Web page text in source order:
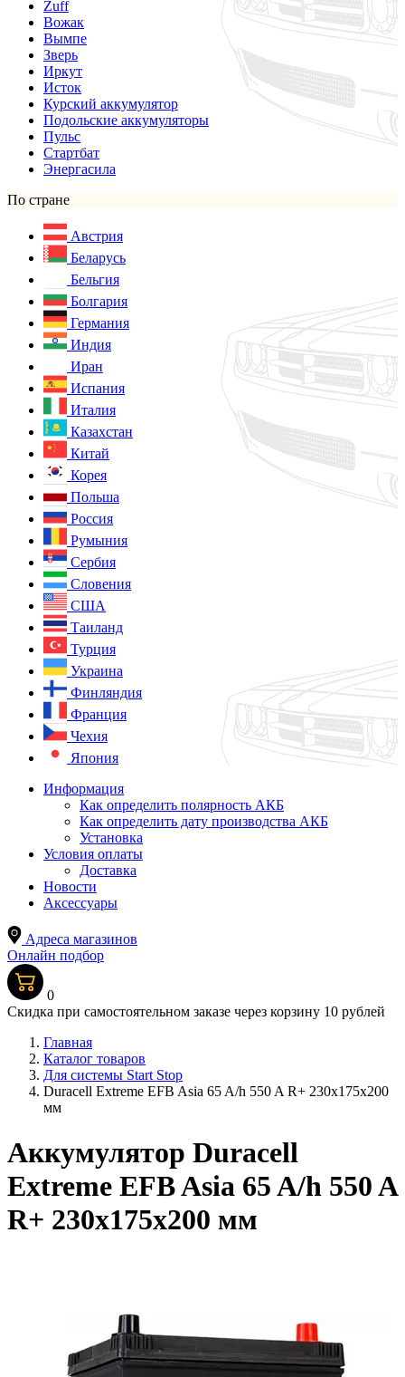
Zuff
Вожак
Вымпе
Зверь
Иркут
Исток
Курский аккумулятор
Подольские аккумуляторы
Пульс
Стартбат
Энергасила
По стране
Австрия
Беларусь
Бельгия
Болгария
Германия
Индия
Иран
Испания
Италия
Казахстан
Китай
Корея
Польша
Россия
Румыния
Сербия
Словения
США
Таиланд
Турция
Украина
Финляндия
Франция
Чехия
Япония
Информация
Как определить полярность АКБ
Как определить дату производства АКБ
Установка
Условия оплаты
Доставка
Новости
Аксессуары
Адреса магазинов
Онлайн подбор
0
Скидка при самостоятельном заказе через корзину 10 рублей
Главная
Каталог товаров
Для системы Start Stop
Duracell Extreme EFB Asia 65 A/h 550 A R+ 230x175x200
мм
Аккумулятор Duracell
Extreme EFB Asia 65 A/h 550 A
R+ 230x175x200 мм